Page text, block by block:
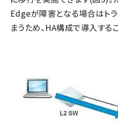
Edgeが障害となる場合はト
まうため、HA構成で導入する